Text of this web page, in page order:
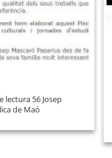
lectura 56 Josep
de Maó